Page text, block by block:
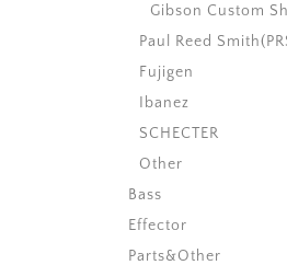
Gibson Custom
Paul Reed
Fujigen
Ibanez
SCHECTER
Other
Bass
Effector
Parts&Other